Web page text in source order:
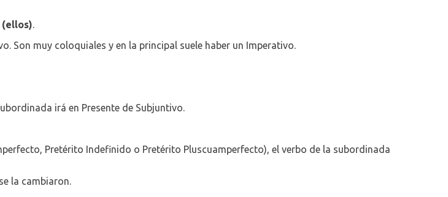
(ellos).
Son muy coloquiales y en la principal suele haber un Imperativo.
irá en Presente de Subjuntivo.
Pretérito Indefinido o Pretérito Pluscuamperfecto), el verbo de la subordinada
la cambiaron.